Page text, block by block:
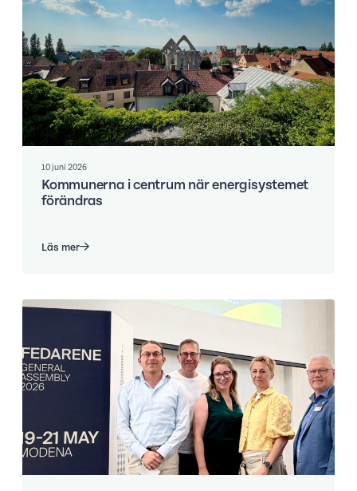
10 juni 2026
Kommunerna i centrum när energisystemet
förändras
Läs mer